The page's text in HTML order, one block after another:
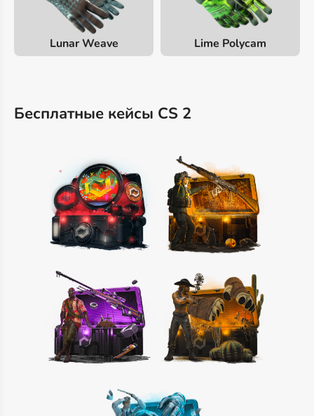
Lunar Weave Lime Polycam
Бесплатные кейсы CS 2